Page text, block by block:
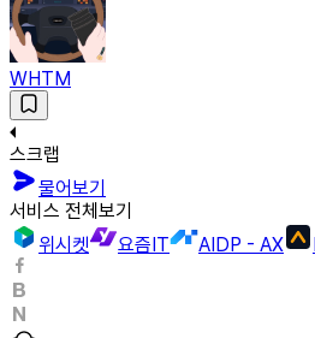
WHTM
스크랩
물어보기
서비스 전체보기
위시켓
요즘IT AIDP - AX